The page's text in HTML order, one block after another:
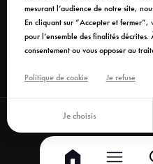
En soumettant ce formulaire,
utilisées dans le cadre de ma
peut en découler. Vous référer
©2026 Izy.life -
mesurant l’audience de notre site,
En cliquant sur “Accepter et fermer”,
pour l’ensemble des finalités
consentement ou vous opposer au
Politique de cookie Je refuse
Je choisis